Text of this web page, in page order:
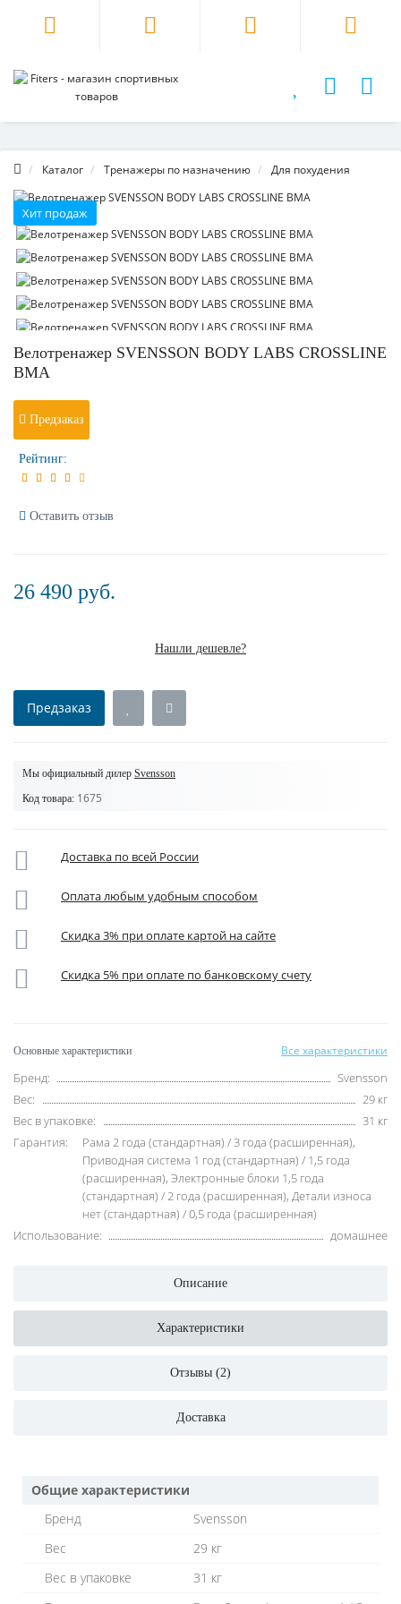
Каталог Тренажеры по назначению Для похудения
Хит продаж
Велотренажер SVENSSON BODY LABS CROSSLINE
BMA
Предзаказ
Рейтинг:
Оставить отзыв
26 490 руб.
Нашли дешевле?
Предзаказ
Мы официальный дилер Svensson
Код товара: 1675
Доставка по всей России
Оплата любым удобным способом
Скидка 3% при оплате картой на сайте
Скидка 5% при оплате по банковскому счету
Основные характеристики Все характеристики
Бренд:
Svensson
Вес:
29 кг
Вес в упаковке:
31 кг
Гарантия:
Рама 2 года (стандартная) / 3 года (расширенная),
Приводная система 1 год (стандартная) / 1,5 года
(расширенная), Электронные блоки 1,5 года
(стандартная) / 2 года (расширенная), Детали износа
нет (стандартная) / 0,5 года (расширенная)
Использование:
домашнее
Описание
Характеристики
Отзывы (2)
Доставка
Общие характеристики
Бренд
Svensson
Вес
29 кг
Вес в упаковке
31 кг